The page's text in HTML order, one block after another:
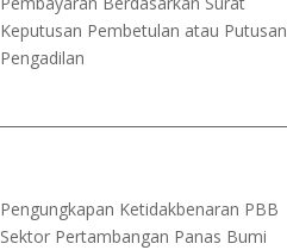
Keputusan Pembetulan atau Putusan
Pengadilan
Pengungkapan Ketidakbenaran PBB
Sektor Pertambangan Panas Bumi